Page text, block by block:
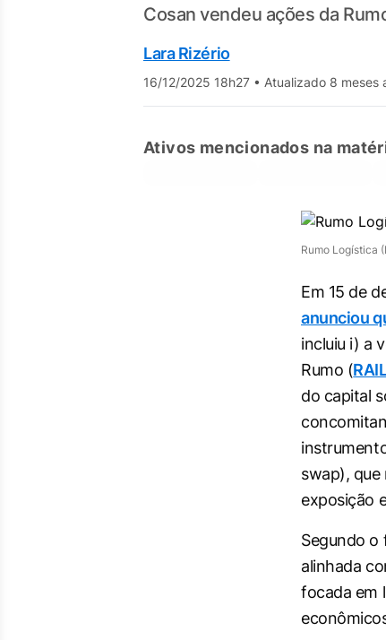
Cosan vendeu ações da
Lara Rizério
16/12/2025 18h27 • Atualizado 8 meses
Ativos mencionados na
Rumo Logística
Em 15 de
anunciou
incluiu i) a
Rumo (
do capital
swap), que
exposição
Segundo o
alinhada
focada em